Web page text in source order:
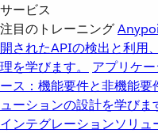
サービス
注目のトレーニング
開されたAPIの検出と利用
理を学びます。
アプリケ
ース：機能要件と非機能要
ューションの設計を学びま
インテグレーションソリュ